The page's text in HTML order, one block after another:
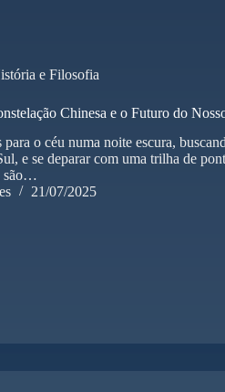
e Filosofia
Chinesa e o Futuro do
o céu numa noite escura,
e se deparar com uma trilha de
são…
21/07/2025